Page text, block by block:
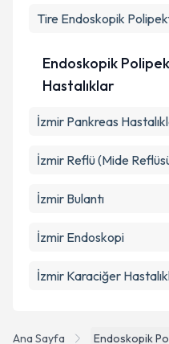
Ana Sayfa Endoskopik
Tire Endoskopik
Endoskopik
Hastalıklar
İzmir Pankreas
İzmir Reflü (Mide
İzmir Bulantı
İzmir Endoskopi
İzmir Karaciğer